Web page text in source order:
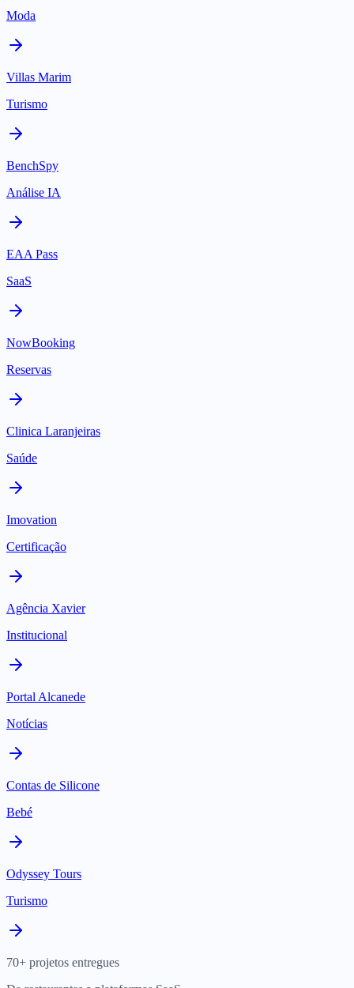
Moda
Villas Marim
Turismo
BenchSpy
Análise IA
EAA Pass
SaaS
NowBooking
Reservas
Clinica Laranjeiras
Saúde
Imovation
Certificação
Agência Xavier
Institucional
Portal Alcanede
Notícias
Contas de Silicone
Bebé
Odyssey Tours
Turismo
70+ projetos entregues